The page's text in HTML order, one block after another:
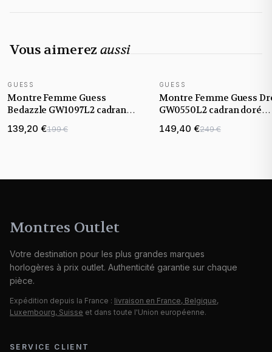
Vous aimerez aussi
NOUVEAUTÉ
GUESS
Montre Femme Guess
Bedazzle GW1097L2 cadran
acier
139,20 €199 €
NOUVEAUTÉ
GUESS
Montre Femme Guess
GW0550L2 cadran doré
149,40 €249 €
Montres Outlet
Votre destination pour les plus grandes marques
horlogères à prix outlet. Authenticité garantie sur chaque
pièce.
Expédition depuis la France : livraison en France, Belgique,
Luxembourg, Suisse et dans toute l'Union européenne.
SERVICE CLIENT